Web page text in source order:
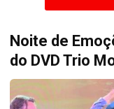
Noite de
do DVD Trio